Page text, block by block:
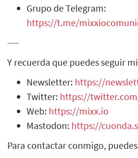
Grupo de Telegram:
https://t.me/
----
Y recuerda que puedes seguir
Newsletter: https://
Twitter: https://
Web: https://mixx.io
Mastodon: https://
Para contactar conmigo,